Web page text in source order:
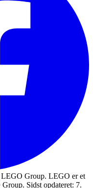
Group. LEGO er et
Group. Sidst opdateret: 7.